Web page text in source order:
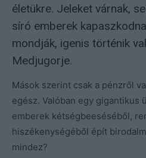
életükre. Jeleket várnak,
síró emberek
mondják, igenis történik
Medjugorje.
Mások szerint csak a pénzről
egész. Valóban egy gigantikus
emberek kétségbeeséséből,
hiszékenységéből épít
mindez?